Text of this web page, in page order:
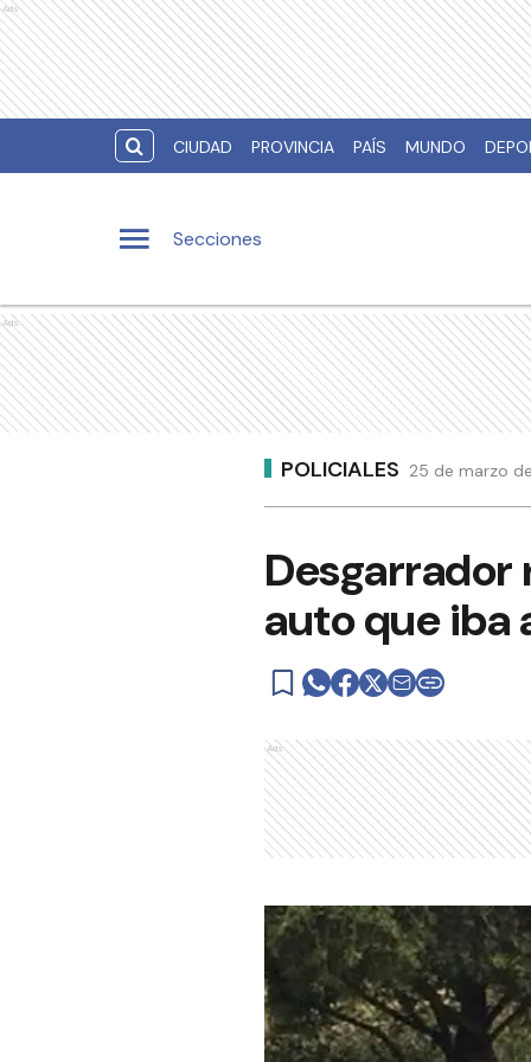
Ads
CIUDAD PROVINCIA PAÍS MUNDO
Secciones
Ads
POLICIALES 25 de marzo
Desgarrador
auto que iba
Ads